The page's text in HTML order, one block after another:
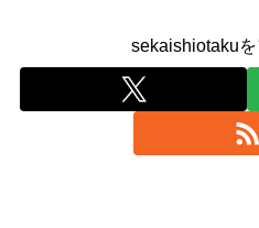
sekaishiotaku